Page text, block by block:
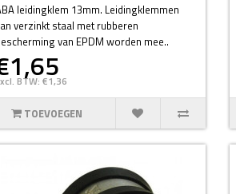
leidingklem 13mm. Leidingklemmen
verzinkt staal met rubberen
van EPDM worden mee..
BTW: €1,36
TOEVOEGEN